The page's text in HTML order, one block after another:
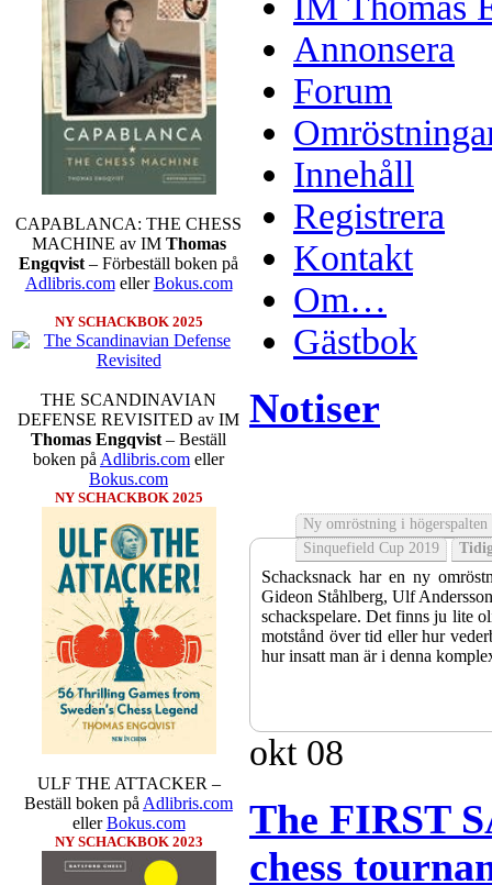
CAPABLANCA: THE CHESS
MACHINE av IM Thomas
Engqvist – Förbeställ boken på
Adlibris.comellerBokus.com
NY SCHACKBOK 2025
THE SCANDINAVIAN
DEFENSE REVISITED av IM
Thomas Engqvist – Beställ
boken på Adlibris.com eller
Bokus.com
NY SCHACKBOK 2025
ULF THE ATTACKER –
Beställ boken på Adlibris.com
ellerBokus.com
NY SCHACKBOK 2023
Annonsera
Forum
Innehåll
Registrera
Kontakt
Om…
Gästbok
Notiser
Ny omröstning i högerspalten
Sinquefield Cup 2019
Schacksnack har en ny
Gideon Ståhlberg, Ulf
schackspelare. Det finns ju lite
motstånd över tid eller hur
hur insatt man är i denna
okt08
The FIRST